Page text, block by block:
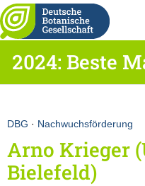
2024: Beste
DBG · Nachwuchsförderung
Arno Krieger
Bielefeld)